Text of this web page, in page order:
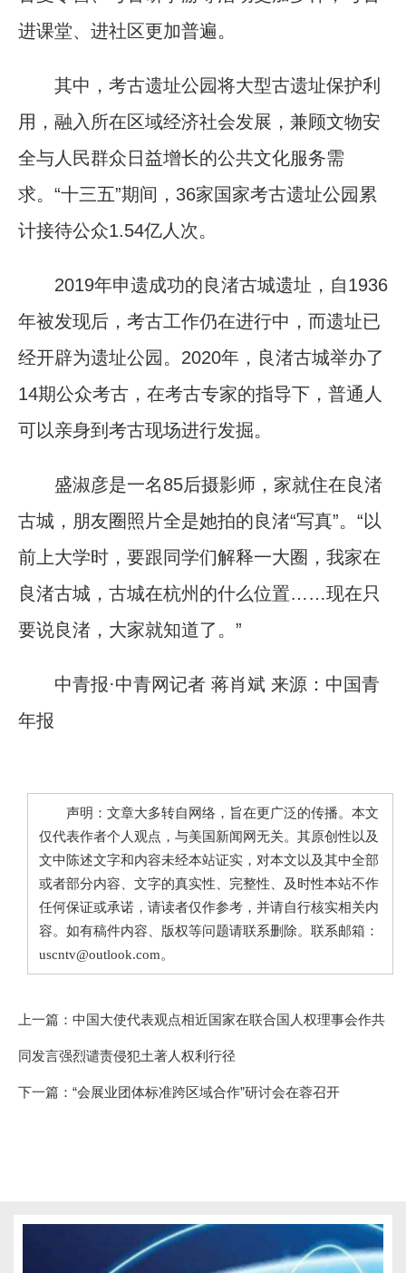
进课堂、进社区更加普遍。
其中，考古遗址公园将大型古遗址保护利
用，融入所在区域经济社会发展，兼顾文物安
全与人民群众日益增长的公共文化服务需
求。“十三五”期间，36家国家考古遗址公园累
计接待公众1.54亿人次。
2019年申遗成功的良渚古城遗址，自1936
年被发现后，考古工作仍在进行中，而遗址已
经开辟为遗址公园。2020年，良渚古城举办了
14期公众考古，在考古专家的指导下，普通人
可以亲身到考古现场进行发掘。
盛淑彦是一名85后摄影师，家就住在良渚
古城，朋友圈照片全是她拍的良渚“写真”。“以
前上大学时，要跟同学们解释一大圈，我家在
良渚古城，古城在杭州的什么位置……现在只
要说良渚，大家就知道了。”
中青报·中青网记者 蒋肖斌 来源：中国青
年报
声明：文章大多转自网络，旨在更广泛的传播。本文
仅代表作者个人观点，与美国新闻网无关。其原创性以及
文中陈述文字和内容未经本站证实，对本文以及其中全部
或者部分内容、文字的真实性、完整性、及时性本站不作
任何保证或承诺，请读者仅作参考，并请自行核实相关内
容。如有稿件内容、版权等问题请联系删除。联系邮箱：
uscntv@outlook.com。
上一篇： 中国大使代表观点相近国家在联合国人权理事会作共
同发言强烈谴责侵犯土著人权利行径
下一篇： “会展业团体标准跨区域合作”研讨会在蓉召开